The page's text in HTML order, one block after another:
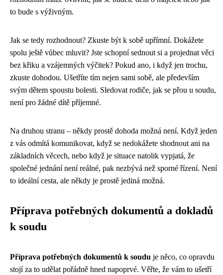
to bude s výživným.
Jak se tedy rozhodnout? Zkuste být k sobě upřímní. Dokážete
spolu ještě vůbec mluvit? Jste schopní sednout si a projednat věci
bez křiku a vzájemných výčitek? Pokud ano, i když jen trochu,
zkuste dohodou. Ušetříte tím nejen sami sobě, ale především
svým dětem spoustu bolesti. Sledovat rodiče, jak se přou u soudu,
není pro žádné dítě příjemné.
Na druhou stranu – někdy prostě dohoda možná není. Když jeden
z vás odmítá komunikovat, když se nedokážete shodnout ani na
základních věcech, nebo když je situace natolik vypjatá, že
společné jednání není reálné, pak nezbývá než sporné řízení. Není
to ideální cesta, ale někdy je prostě jediná možná.
Příprava potřebných dokumentů a dokladů
k soudu
Příprava potřebných dokumentů k soudu je něco, co opravdu
stojí za to udělat pořádně hned napoprvé. Věřte, že vám to ušetří